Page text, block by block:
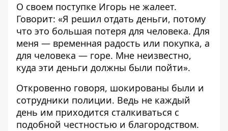
О своем поступке Игорь не жалеет.
Говорит: «Я решил отдать деньги, потому
что это большая потеря для человека. Для
меня — временная радость или покупка, а
для человека — горе. Мне неизвестно,
куда эти деньги должны были пойти».
Откровенно говоря, шокированы были и
сотрудники полиции. Ведь не каждый
день им приходится сталкиваться с
подобной честностью и благородством.